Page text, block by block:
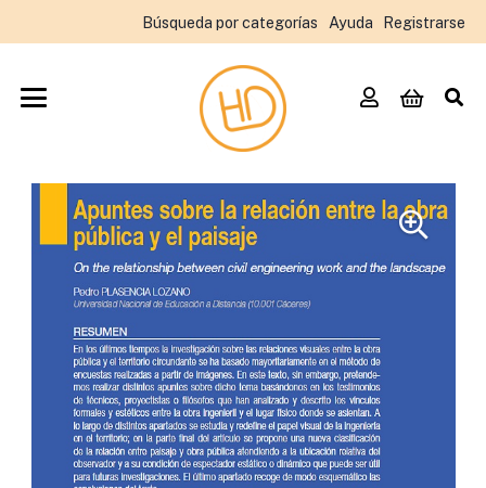
Búsqueda por categorías Ayuda Registrarse